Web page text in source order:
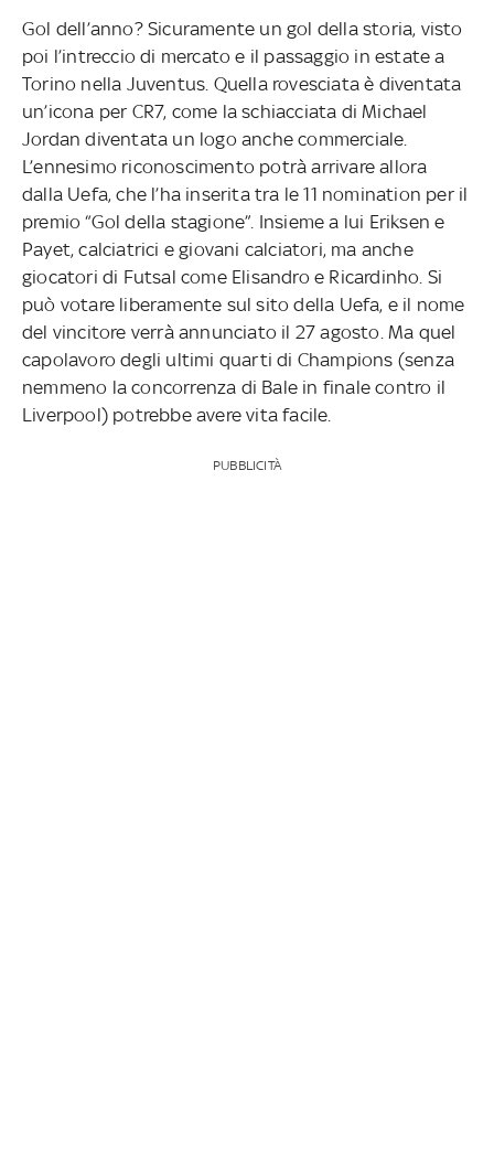
Gol dell’anno? Sicuramente un gol della storia, visto
poi l’intreccio di mercato e il passaggio in estate a
Torino nella Juventus. Quella rovesciata è diventata
un’icona per CR7, come la schiacciata di Michael
Jordan diventata un logo anche commerciale.
L’ennesimo riconoscimento potrà arrivare allora
dalla Uefa, che l’ha inserita tra le 11 nomination per il
premio “Gol della stagione”. Insieme a lui Eriksen e
Payet, calciatrici e giovani calciatori, ma anche
giocatori di Futsal come Elisandro e Ricardinho. Si
può votare liberamente sul sito della Uefa, e il nome
del vincitore verrà annunciato il 27 agosto. Ma quel
capolavoro degli ultimi quarti di Champions (senza
nemmeno la concorrenza di Bale in finale contro il
Liverpool) potrebbe avere vita facile.
PUBBLICITÀ